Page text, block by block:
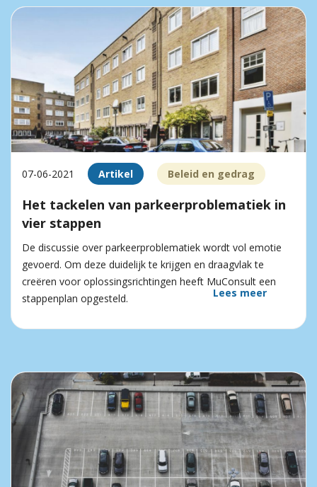
07-06-2021 Artikel Beleid en gedrag
Het tackelen van parkeer­problematiek in
vier stappen
De discussie over parkeerproblematiek wordt vol emotie
gevoerd. Om deze duidelijk te krijgen en draagvlak te
creëren voor oplossingsrichtingen heeft MuConsult een
stappenplan opgesteld.
Lees meer